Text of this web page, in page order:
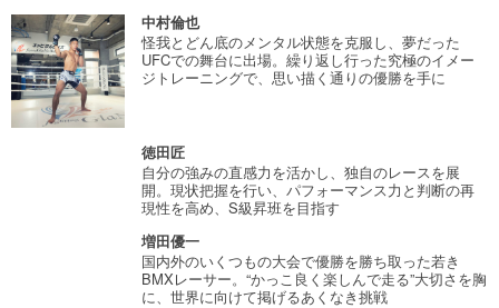
中村倫也
怪我とどん底のメンタル状態を克服し、夢だった
UFCでの舞台に出場。繰り返し行った究極のイメー
ジトレーニングで、思い描く通りの優勝を手に
徳田匠
自分の強みの直感力を活かし、独自のレースを展
開。現状把握を行い、パフォーマンス力と判断の再
現性を高め、S級昇班を目指す
増田優一
国内外のいくつもの大会で優勝を勝ち取った若き
BMXレーサー。“かっこ良く楽しんで走る”大切さを胸
に、世界に向けて掲げるあくなき挑戦